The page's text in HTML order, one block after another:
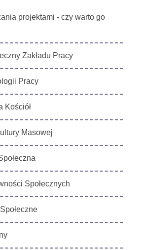
projektami - czy warto go
Zakładu Pracy
Pracy
Kościół
Masowej
Społecznych